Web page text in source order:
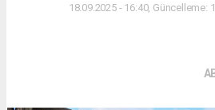
18.09.2025 - 16:40, Güncelleme: